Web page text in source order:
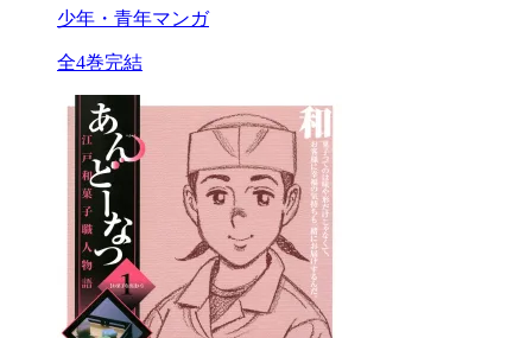
少年・青年マンガ
全4巻完結